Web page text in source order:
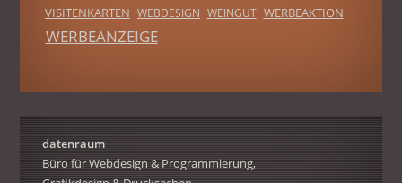
VISITENKARTEN WEBDESIGN WEINGUT WERBEAKTION
WERBEANZEIGE
datenraum
Büro für Webdesign & Programmierung,